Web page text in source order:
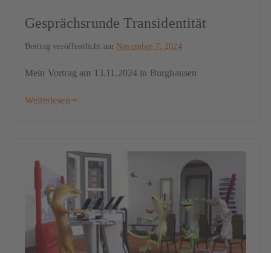
Gesprächsrunde Transidentität
Beitrag veröffentlicht am November 7, 2024
Mein Vortrag am 13.11.2024 in Burghausen
Weiterlesen